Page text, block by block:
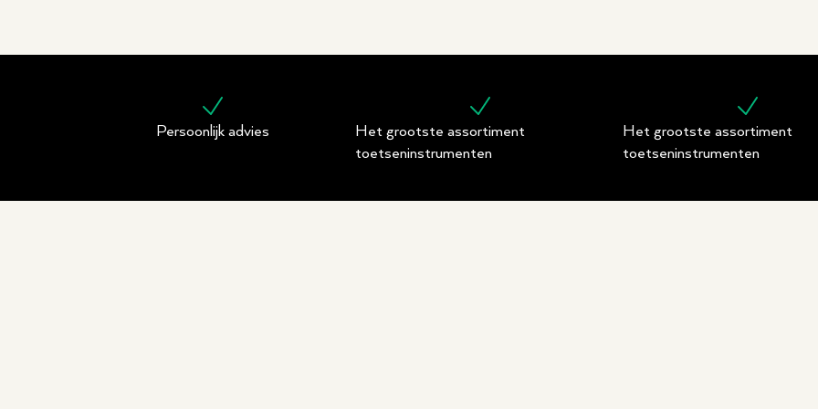
Persoonlijk advies
Het grootste assortiment
toetseninstrumenten
Het grootste assortiment
toetseninstrumenten